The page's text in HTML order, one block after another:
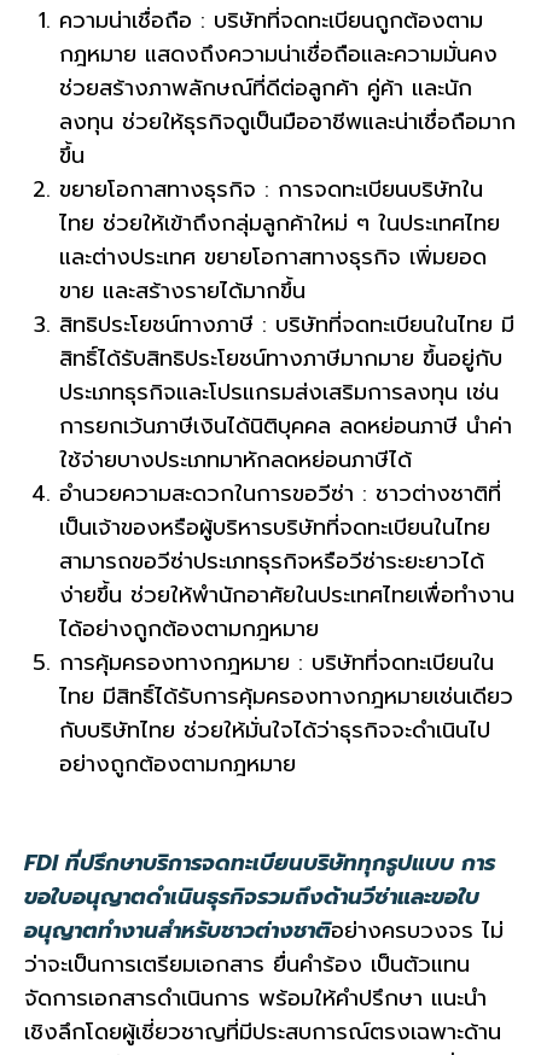
ความน่าเชื่อถือ : บริษัทที่จดทะเบียนถูกต้องตาม
กฎหมาย แสดงถึงความน่าเชื่อถือและความมั่นคง
ช่วยสร้างภาพลักษณ์ที่ดีต่อลูกค้า คู่ค้า และนัก
ลงทุน ช่วยให้ธุรกิจดูเป็นมืออาชีพและน่าเชื่อถือมาก
ขึ้น
ขยายโอกาสทางธุรกิจ : การจดทะเบียนบริษัทใน
ไทย ช่วยให้เข้าถึงกลุ่มลูกค้าใหม่ ๆ ในประเทศไทย
และต่างประเทศ ขยายโอกาสทางธุรกิจ เพิ่มยอด
ขาย และสร้างรายได้มากขึ้น
สิทธิประโยชน์ทางภาษี : บริษัทที่จดทะเบียนในไทย มี
สิทธิ์ได้รับสิทธิประโยชน์ทางภาษีมากมาย ขึ้นอยู่กับ
ประเภทธุรกิจและโปรแกรมส่งเสริมการลงทุน เช่น
การยกเว้นภาษีเงินได้นิติบุคคล ลดหย่อนภาษี นำค่า
ใช้จ่ายบางประเภทมาหักลดหย่อนภาษีได้
อำนวยความสะดวกในการขอวีซ่า : ชาวต่างชาติที่
เป็นเจ้าของหรือผู้บริหารบริษัทที่จดทะเบียนในไทย
สามารถขอวีซ่าประเภทธุรกิจหรือวีซ่าระยะยาวได้
ง่ายขึ้น ช่วยให้พำนักอาศัยในประเทศไทยเพื่อทำงาน
ได้อย่างถูกต้องตามกฎหมาย
การคุ้มครองทางกฎหมาย : บริษัทที่จดทะเบียนใน
ไทย มีสิทธิ์ได้รับการคุ้มครองทางกฎหมายเช่นเดียว
กับบริษัทไทย ช่วยให้มั่นใจได้ว่าธุรกิจจะดำเนินไป
อย่างถูกต้องตามกฎหมาย
FDI ที่ปรึกษาบริการจดทะเบียนบริษัททุกรูปแบบ การ
ขอใบอนุญาตดำเนินธุรกิจรวมถึงด้านวีซ่าและขอใบ
อนุญาตทำงานสำหรับชาวต่างชาติอย่างครบวงจร ไม่
ว่าจะเป็นการเตรียมเอกสาร ยื่นคำร้อง เป็นตัวแทน
จัดการเอกสารดำเนินการ พร้อมให้คำปรึกษา แนะนำ
เชิงลึกโดยผู้เชี่ยวชาญที่มีประสบการณ์ตรงเฉพาะด้าน